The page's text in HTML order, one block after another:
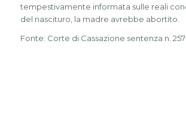
tempestivamente informata sulle reali
del nascituro, la madre avrebbe abortito.
Fonte: Corte di Cassazione sentenza n.